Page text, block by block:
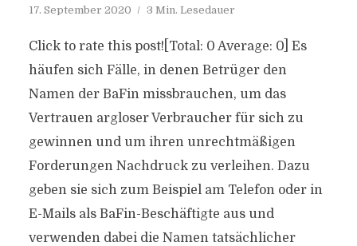
17. September 2020 3 Min. Lesedauer
Click to rate this post![Total: 0 Average: 0] Es
häufen sich Fälle, in denen Betrüger den
Namen der BaFin missbrauchen, um das
Vertrauen argloser Verbraucher für sich zu
gewinnen und um ihren unrechtmäßigen
Forderungen Nachdruck zu verleihen. Dazu
geben sie sich zum Beispiel am Telefon oder in
E-Mails als BaFin-Beschäftigte aus und
verwenden dabei die Namen tatsächlicher